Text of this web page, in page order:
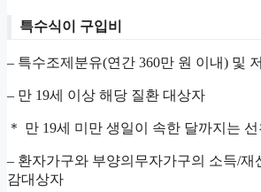
특수식이 구입비
– 특수조제분유(연간 360만 원 이내) 및
– 만 19세 이상 해당 질환 대상자
＊ 만 19세 미만 생일이 속한 달까지는
– 환자가구와 부양의무자가구의 소득/
감대상자